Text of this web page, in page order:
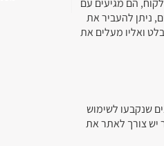
ניתן להעביר את
ואליו מעלים את
שנקבעו לשימוש
יש צורך לאתר את